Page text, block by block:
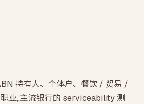
持有人、个体户、餐饮 / 贸易 /
业,,主流银行的 serviceability 测